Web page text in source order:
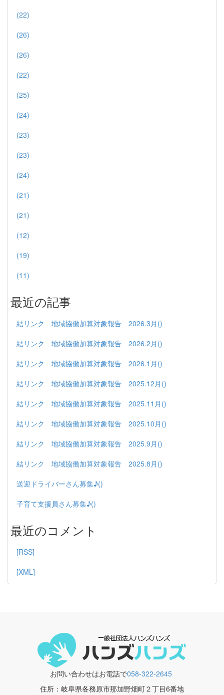
(22)
(26)
(26)
(22)
(25)
(24)
(23)
(23)
(24)
(21)
(21)
(12)
(19)
(11)
最近の記事
結リンク 地域協働加算対象報告 2026.3月()
結リンク 地域協働加算対象報告 2026.2月()
結リンク 地域協働加算対象報告 2026.1月()
結リンク 地域協働加算対象報告 2025.12月()
結リンク 地域協働加算対象報告 2025.11月()
結リンク 地域協働加算対象報告 2025.10月()
結リンク 地域協働加算対象報告 2025.9月()
結リンク 地域協働加算対象報告 2025.8月()
送迎ドライバーさん募集♪()
子育て支援員さん募集♪()
最近のコメント
[RSS]
[XML]
お問い合わせはお電話で058-322-2645
住所：岐阜県各務原市那加野畑町２丁目6番地